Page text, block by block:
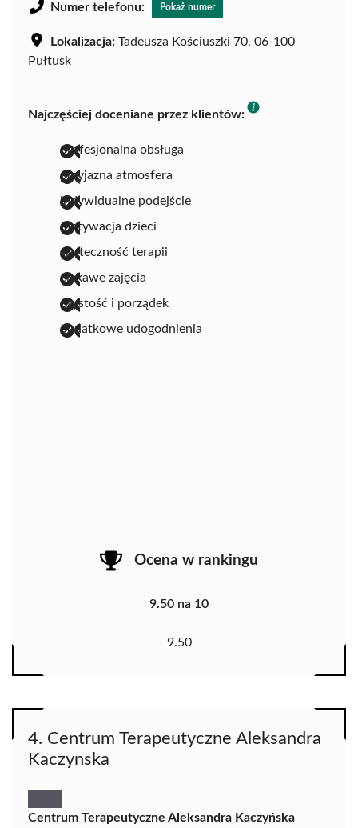
Numer telefonu: Pokaż numer
Lokalizacja: Tadeusza Kościuszki 70, 06-100
Pułtusk
Najczęściej doceniane przez klientów:
profesjonalna obsługa
przyjazna atmosfera
indywidualne podejście
motywacja dzieci
skuteczność terapii
ciekawe zajęcia
czystość i porządek
dodatkowe udogodnienia
Ocena w rankingu
9.50 na 10
9.50
4. Centrum Terapeutyczne Aleksandra
Kaczynska
Centrum Terapeutyczne Aleksandra Kaczyńska